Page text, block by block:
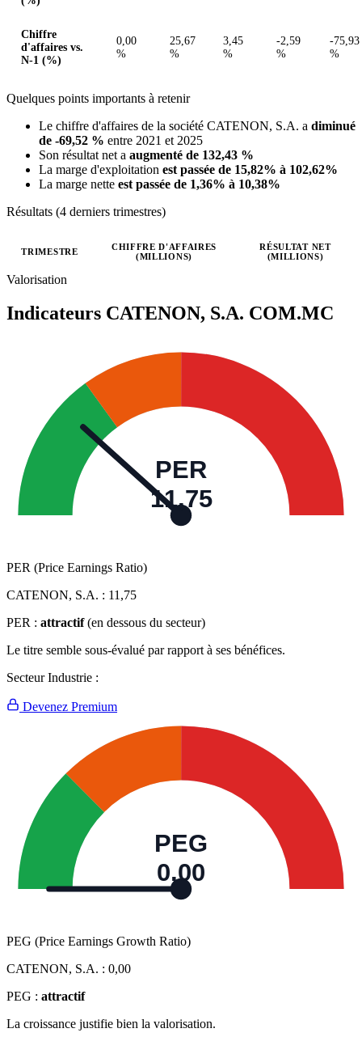
Chiffre
d'affaires vs.
N-1 (%)
0,00
%
25,67
%
3,45
%
-2,59
%
-75,93
%
Quelques points importants à retenir
Le chiffre d'affaires de la société CATENON, S.A. a diminué
de -69,52 % entre 2021 et 2025
Son résultat net a augmenté de 132,43 %
La marge d'exploitation est passée de 15,82% à 102,62%
La marge nette est passée de 1,36% à 10,38%
Résultats (4 derniers trimestres)
Valeurs trimestrielles en millions (euro)
TRIMESTRE
CHIFFRE D'AFFAIRES
(MILLIONS)
RÉSULTAT NET
(MILLIONS)
Valorisation
Indicateurs CATENON, S.A. COM.MC
PER
11,75
PER (Price Earnings Ratio)
CATENON, S.A. : 11,75
PER : attractif (en dessous du secteur)
Le titre semble sous-évalué par rapport à ses bénéfices.
Secteur Industrie :
Devenez Premium
PEG
0,00
PEG (Price Earnings Growth Ratio)
CATENON, S.A. : 0,00
PEG : attractif
La croissance justifie bien la valorisation.